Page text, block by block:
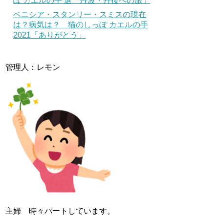
ベニシア・スタンリー・スミスの現在
は？病気は？ 猫のしっぽ カエルの手
2021「ありがとう」
管理人：レモン
主婦 時々パートしています。